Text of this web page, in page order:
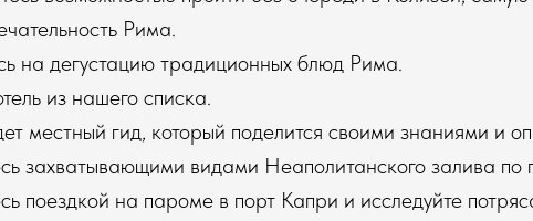
Рима.
на дегустацию традиционных блюд Рима.
из нашего списка.
местный гид, который поделится своими знаниями и
захватывающими видами Неаполитанского залива по
поездкой на пароме в порт Капри и исследуйте